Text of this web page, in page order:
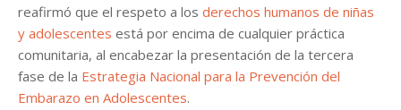
reafirmó que el respeto a los derechos humanos de niñas
y adolescentes está por encima de cualquier práctica
comunitaria, al encabezar la presentación de la tercera
fase de la Estrategia Nacional para la Prevención del
Embarazo en Adolescentes.